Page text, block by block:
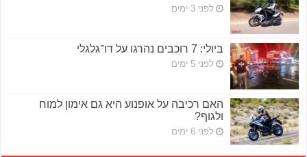
לפני 3 ימים
ביולי: 7 רוכבים נהרגו על דו־גלגלי
לפני 5 ימים
האם רכיבה על אופנוע היא גם אימון למוח
ולגוף?
לפני 6 ימים